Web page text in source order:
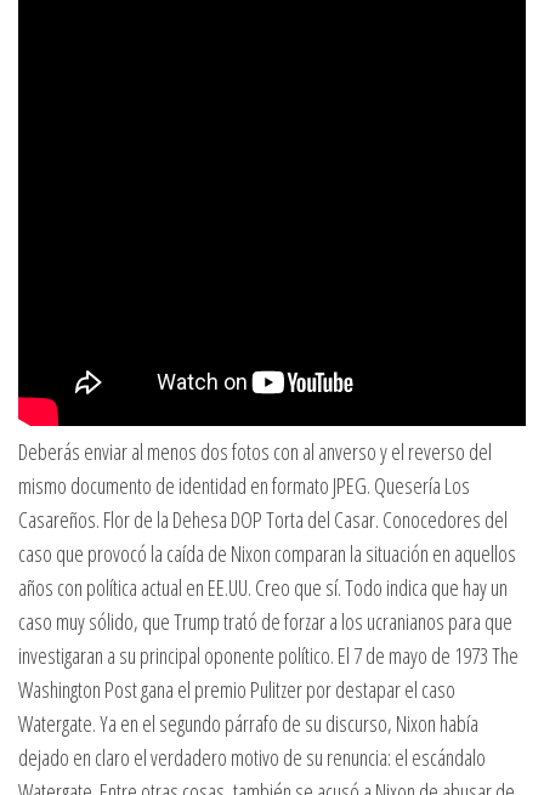
Deberás enviar al menos dos fotos con al anverso y el reverso del
mismo documento de identidad en formato JPEG. Quesería Los
Casareños. Flor de la Dehesa DOP Torta del Casar. Conocedores del
caso que provocó la caída de Nixon comparan la situación en aquellos
años con política actual en EE.UU. Creo que sí. Todo indica que hay un
caso muy sólido, que Trump trató de forzar a los ucranianos para que
investigaran a su principal oponente político. El 7 de mayo de 1973 The
Washington Post gana el premio Pulitzer por destapar el caso
Watergate. Ya en el segundo párrafo de su discurso, Nixon había
dejado en claro el verdadero motivo de su renuncia: el escándalo